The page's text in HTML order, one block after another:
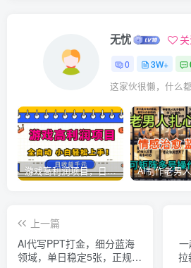
无忧
0 3W+
这家伙很懒，什么
游戏高利润项目，日收益1k+，全自动，无需值守，解放双手，小白轻松上手【揭秘】
上一篇
AI代写PPT打金，细分蓝海
领域，单日稳定5张，正规长
拉